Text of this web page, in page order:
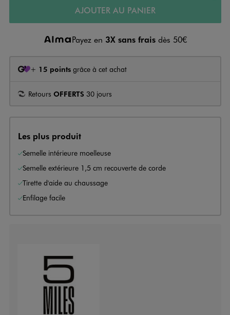
AJOUTER AU PANIER
Payez en 3X sans frais dès 50€
+ 15 points grâce à cet achat
Retours OFFERTS 30 jours
Les plus produit
Semelle intérieure moelleuse
Semelle extérieure 1,5 cm recouverte de corde
Tirette d'aide au chaussage
Enfilage facile